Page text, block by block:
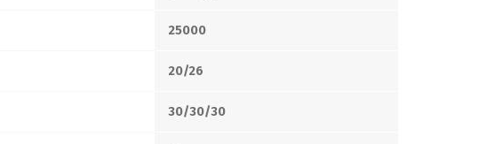
25000
20/26
30/30/30